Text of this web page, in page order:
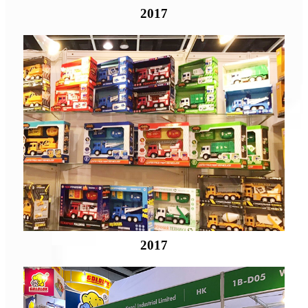
2017
2017